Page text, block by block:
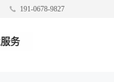
191-0678-9827
务